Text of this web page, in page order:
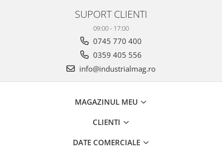
SUPORT CLIENTI
09:00 - 17:00
0745 770 400
0359 405 556
info@industrialmag.ro
MAGAZINUL MEU
CLIENTI
DATE COMERCIALE